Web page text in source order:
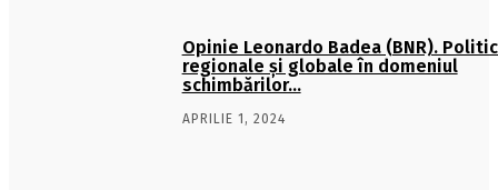
Opinie Leonardo Badea (BNR).
regionale şi globale în domeniul
schimbărilor…
APRILIE 1, 2024